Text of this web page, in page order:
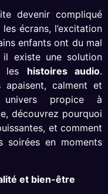
devenir compliqué
écrans, l’excitation
enfants ont du mal
existe une solution
les histoires audio.
apaisent, calment et
propice à
découvrez pourquoi
et comment
soirées en moments
et bien-être